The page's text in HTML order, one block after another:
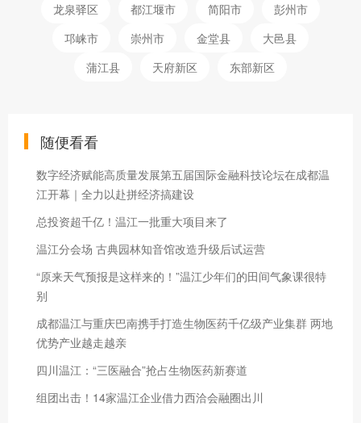
龙泉驿区
都江堰市 简阳市
彭州市
邛崃市
崇州市 金堂县
大邑县
蒲江县
天府新区 东部新区
随便看看
数字经济赋能高质量发展第五届国际金融科技论坛在成都温
江开幕｜全力以赴拼经济搞建设
总投资超千亿！温江一批重大项目来了
温江分会场 古典园林知音馆改造升级后试运营
“原来天气预报是这样来的！”温江少年们的田间气象课很特
别
成都温江与重庆巴南携手打造生物医药千亿级产业集群 两地
优势产业越走越亲
四川温江：“三医融合”抢占生物医药新赛道
组团出击！14家温江企业借力西洽会融圈出川